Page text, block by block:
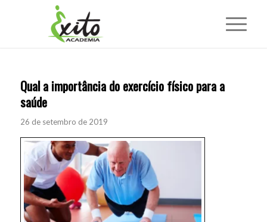
Qual a importância do exercício físico para a
saúde
26 de setembro de 2019